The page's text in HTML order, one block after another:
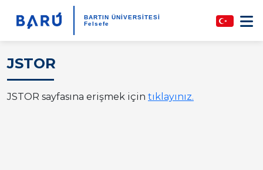
BARTIN ÜNİVERSİTESİ
Felsefe
JSTOR
JSTOR sayfasına erişmek için tıklayınız.